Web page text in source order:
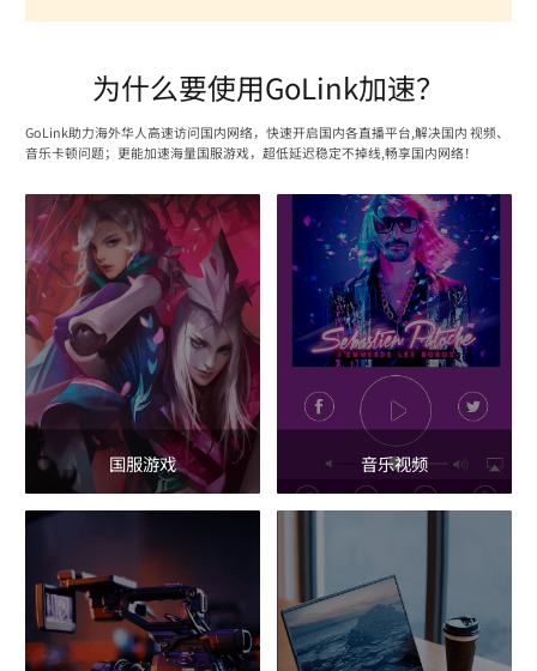
为什么要使用GoLink加速？
GoLink助力海外华人高速访问国内网络，快速开启国内各直播平台,解决国内 视频、
音乐卡顿问题；更能加速海量国服游戏，超低延迟稳定不掉线,畅享国内网络！
国服游戏 音乐视频